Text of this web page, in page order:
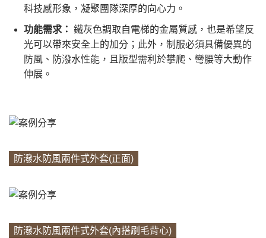
科技感形象，凝聚團隊深厚的向心力。
功能需求： 鐵灰色調取自電梯的金屬質感，也是希望反
光可以帶來安全上的加分；此外，制服必須具備優異的
防風、防潑水性能，且版型需利於攀爬、彎腰等大動作
伸展。
防潑水防風兩件式外套(正面)
防潑水防風兩件式外套(內搭刷毛背心)